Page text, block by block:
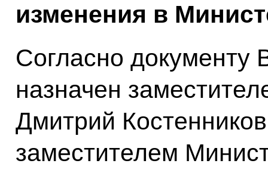
изменения в
Согласно документу
назначен
Дмитрий
заместителем